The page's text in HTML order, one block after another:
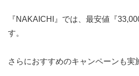
『NAKAICHI』では、最安値『
す。
さらにおすすめのキャンペーンも実